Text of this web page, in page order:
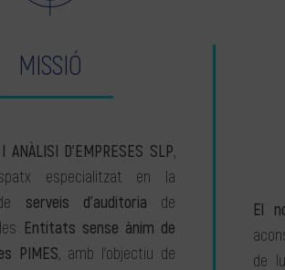
MISSIÓ
ANÀLISI D’EMPRESES SLP,
especialitzat en la
serveis d’auditoria de
Entitats sense ànim de
PIMES, amb l’objectiu de
El
de